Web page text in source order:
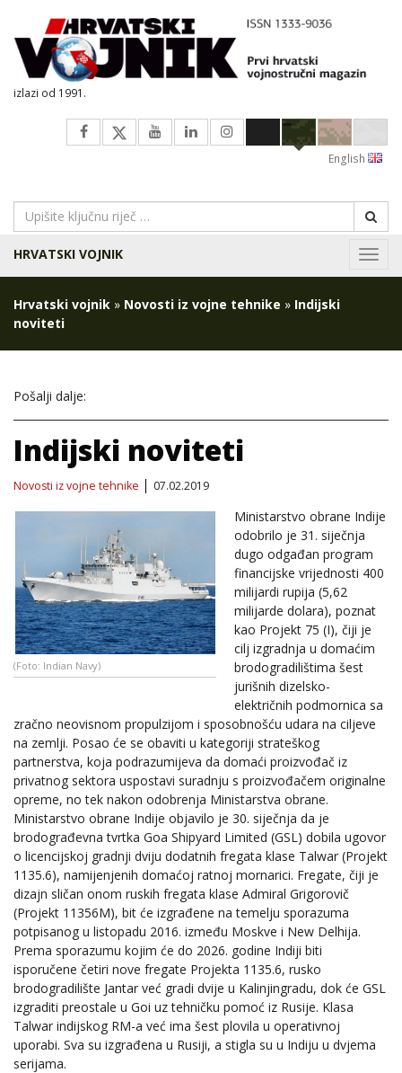
izlazi od 1991.
English
HRVATSKI VOJNIK
Hrvatski vojnik » Novosti iz vojne tehnike » Indijski
noviteti
Pošalji dalje:
Indijski noviteti
Novosti iz vojne tehnike 07.02.2019
(Foto: Indian Navy)
Ministarstvo obrane Indije
odobrilo je 31. siječnja
dugo odgađan program
financijske vrijednosti 400
milijardi rupija (5,62
milijarde dolara), poznat
kao Projekt 75 (I), čiji je
cilj izgradnja u domaćim
brodogradilištima šest
jurišnih dizelsko-
električnih podmornica sa
zračno neovisnom propulzijom i sposobnošću udara na ciljeve
na zemlji. Posao će se obaviti u kategoriji strateškog
partnerstva, koja podrazumijeva da domaći proizvođač iz
privatnog sektora uspostavi suradnju s proizvođačem originalne
opreme, no tek nakon odobrenja Ministarstva obrane.
Ministarstvo obrane Indije objavilo je 30. siječnja da je
brodograđevna tvrtka Goa Shipyard Limited (GSL) dobila ugovor
o licencijskoj gradnji dviju dodatnih fregata klase Talwar (Projekt
1135.6), namijenjenih domaćoj ratnoj mornarici. Fregate, čiji je
dizajn sličan onom ruskih fregata klase Admiral Grigorovič
(Projekt 11356M), bit će izgrađene na temelju sporazuma
potpisanog u listopadu 2016. između Moskve i New Delhija.
Prema sporazumu kojim će do 2026. godine Indiji biti
isporučene četiri nove fregate Projekta 1135.6, rusko
brodogradilište Jantar već gradi dvije u Kalinjingradu, dok će GSL
izgraditi preostale u Goi uz tehničku pomoć iz Rusije. Klasa
Talwar indijskog RM-a već ima šest plovila u operativnoj
uporabi. Sva su izgrađena u Rusiji, a stigla su u Indiju u dvjema
serijama.